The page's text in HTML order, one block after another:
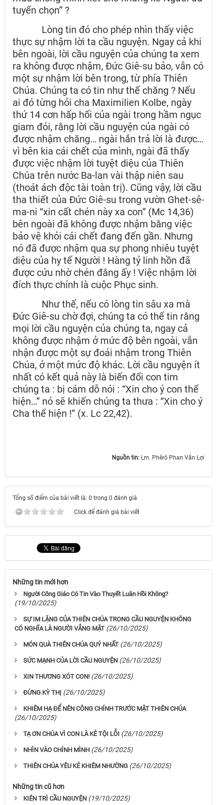
tuyển chọn” ?
Lòng tin đó cho phép nhìn thấy việc
thực sự nhậm lời ta cầu nguyện. Ngay cả khi
bên ngoài, lời cầu nguyện của chúng ta xem
ra không được nhậm, Đức Giê-su bảo, vẫn có
một sự nhậm lời bên trong, từ phía Thiên
Chúa. Chúng ta có tin như thế chăng ? Nếu
ai đó từng hỏi cha Maximilien Kolbe, ngày
thứ 14 cơn hấp hối của ngài trong hầm ngục
giam đói, rằng lời cầu nguyện của ngài có
được nhậm chăng… ngài hẳn trả lời là được…
vì bên kia cái chết của mình, ngài đã thấy
được việc nhậm lời tuyệt diệu của Thiên
Chúa trên nước Ba-lan vài thập niên sau
(thoát ách độc tài toàn trị). Cũng vậy, lời cầu
tha thiết của Đức Giê-su trong vườn Ghet-sê-
ma-ni “xin cất chén này xa con” (Mc 14,36)
bên ngoài đã không được nhậm bằng việc
bảo vệ khỏi cái chết đang đến gần. Nhưng
nó đã được nhậm qua sự phong nhiêu tuyệt
diệu của hy tế Người ! Hàng tỷ linh hồn đã
được cứu nhờ chén đắng ấy ! Việc nhậm lời
đích thực chính là cuộc Phục sinh.
Như thế, nếu có lòng tin sâu xa mà
Đức Giê-su chờ đợi, chúng ta có thể tin rằng
mọi lời cầu nguyện của chúng ta, ngay cả
không được nhậm ở mức độ bên ngoài, vẫn
nhận được một sự đoái nhậm trong Thiên
Chúa, ở một mức độ khác. Lời cầu nguyện ít
nhất có kết quả này là biến đổi con tim
chúng ta : bị cám dỗ nói : “Xin cho ý con thể
hiện…” nó sẽ khiến chúng ta thưa : “Xin cho ý
Cha thể hiện !” (x. Lc 22,42).
Nguồn tin: Lm. Phêrô Phan Văn Lợi
Tổng số điểm của bài viết là: 0 trong 0 đánh giá
Click để đánh giá bài viết
Những tin mới hơn
Người Công Giáo Có Tin Vào Thuyết Luân Hồi Không?
(19/10/2025)
SỰ IM LẶNG CỦA THIÊN CHÚA TRONG CẦU NGUYỆN KHÔNG
CÓ NGHĨA LÀ NGƯỜI VẮNG MẶT (26/10/2025)
MÓN QUÀ THIÊN CHÚA QUÝ NHẤT (26/10/2025)
SỨC MẠNH CỦA LỜI CẦU NGUYỆN (26/10/2025)
XIN THƯƠNG XÓT CON! (26/10/2025)
ĐỪNG KỲ THỊ (26/10/2025)
KHIÊM HẠ ĐỂ NÊN CÔNG CHÍNH TRƯỚC MẶT THIÊN CHÚA
(26/10/2025)
TẠ ƠN CHÚA VÌ CON LÀ KẺ TỘI LỖI (26/10/2025)
NHÌN VÀO CHÍNH MÌNH (26/10/2025)
THIÊN CHÚA YÊU KẺ KHIÊM NHƯỜNG (26/10/2025)
Những tin cũ hơn
KIÊN TRÌ CẦU NGUYỆN (19/10/2025)